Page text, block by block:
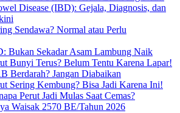
Disease (IBD): Gejala, Diagnosis, dan
Sendawa? Normal atau Perlu
Bukan Sekadar Asam Lambung Naik
Bunyi Terus? Belum Tentu Karena Lapar!
Berdarah? Jangan Diabaikan
Sering Kembung? Bisa Jadi Karena Ini!
Perut Jadi Mulas Saat Cemas?
Waisak 2570 BE/Tahun 2026